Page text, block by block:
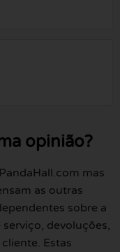
opinião?
mas
as outras
sobre a
devoluções,
Estas